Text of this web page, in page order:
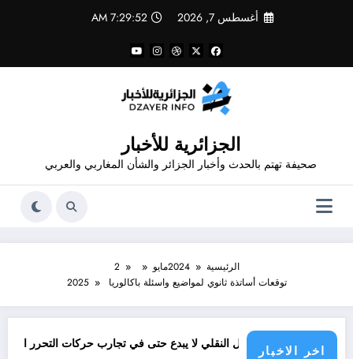
أغسطس 7, 2026 7:29:53 AM
الجزائرية للأخبار
صحيفة تهتم بالحدث وأخبار الجزائر والشأن المغاربي والعربي
الرئيسية 2024مايو
2
توقعات أساتذة ثانوي لمواضيع واسئلة باكالوريا 2025
اخر الاخبار
العقل النقلي لا يبدع حتى في تجارب حركات التحرر الوطني